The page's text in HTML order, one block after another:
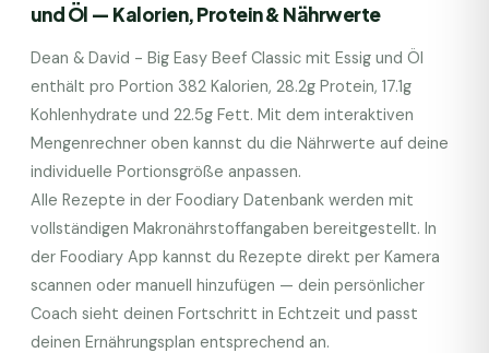
und Öl — Kalorien, Protein & Nährwerte
Dean & David - Big Easy Beef Classic mit Essig und Öl
enthält pro Portion 382 Kalorien, 28.2g Protein, 17.1g
Kohlenhydrate und 22.5g Fett. Mit dem interaktiven
Mengenrechner oben kannst du die Nährwerte auf deine
individuelle Portionsgröße anpassen.
Alle Rezepte in der Foodiary Datenbank werden mit
vollständigen Makronährstoffangaben bereitgestellt. In
der Foodiary App kannst du Rezepte direkt per Kamera
scannen oder manuell hinzufügen — dein persönlicher
Coach sieht deinen Fortschritt in Echtzeit und passt
deinen Ernährungsplan entsprechend an.